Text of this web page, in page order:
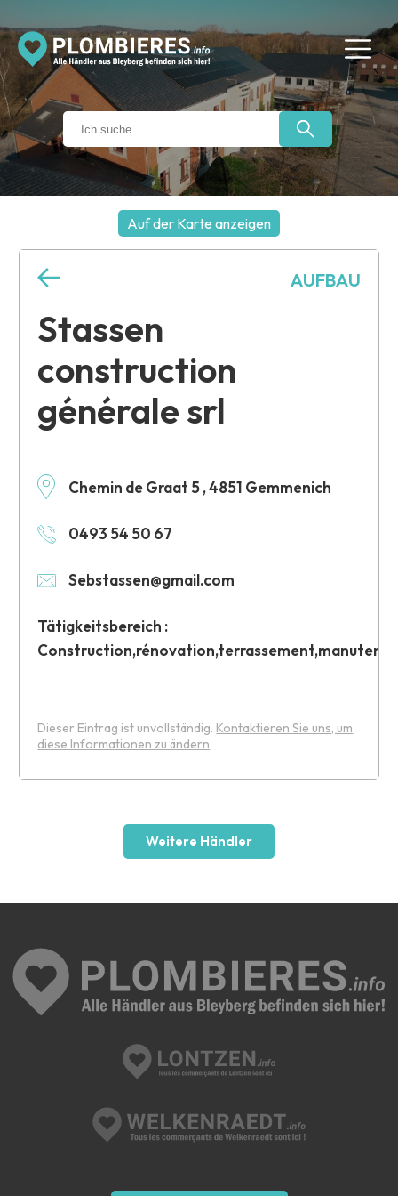
Auf der Karte anzeigen
Stassen
construction
générale srl
Chemin de Graat 5 , 4851 Gemmenich
0493 54 50 67
Sebstassen@gmail.com
Tätigkeitsbereich :
AUFBAU
Dieser Eintrag ist unvollständig. Kontaktieren Sie uns, um
diese Informationen zu ändern
+
−
Weitere Händler